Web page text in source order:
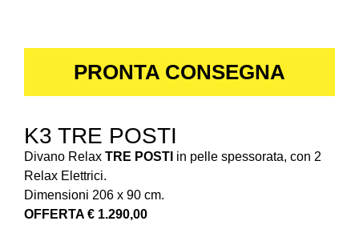
PRONTA CONSEGNA
K3 TRE POSTI
Divano Relax TRE POSTI in pelle spessorata, con 2
Relax Elettrici.
Dimensioni 206 x 90 cm.
OFFERTA € 1.290,00